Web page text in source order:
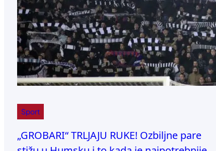
Sport
„GROBARI“ TRLJAJU RUKE! Ozbiljne pare